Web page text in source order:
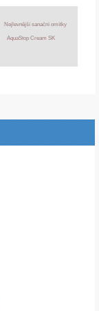
Nejlevnější sanační omítky
AquaStop Cream SK